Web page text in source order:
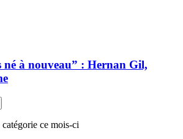
né à nouveau” : Hernan Gil,
ce mois-ci